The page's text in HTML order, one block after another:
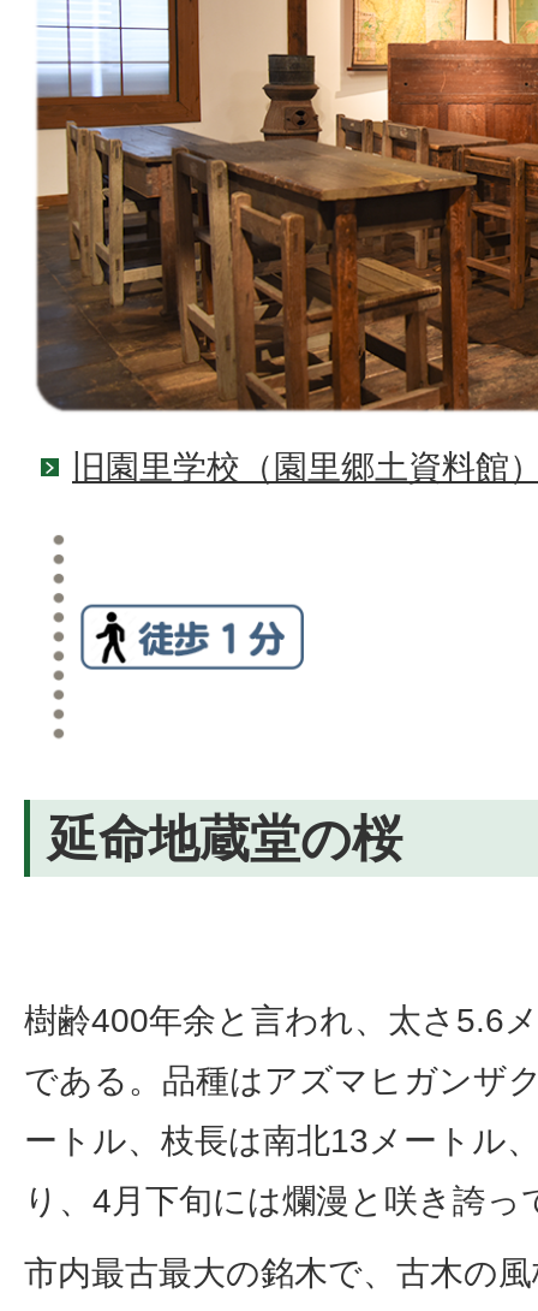
旧園里学校（園里郷土資料館
延命地蔵堂の桜
樹齢400年余と言われ、太さ5.6
である。品種はアズマヒガンザ
ートル、枝長は南北13メートル
り、4月下旬には爛漫と咲き誇っ
市内最古最大の銘木で、古木の